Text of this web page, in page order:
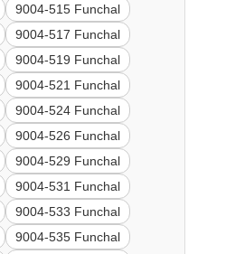
9004-515 Funchal
9004-517 Funchal
9004-519 Funchal
9004-521 Funchal
9004-524 Funchal
9004-526 Funchal
9004-529 Funchal
9004-531 Funchal
9004-533 Funchal
9004-535 Funchal